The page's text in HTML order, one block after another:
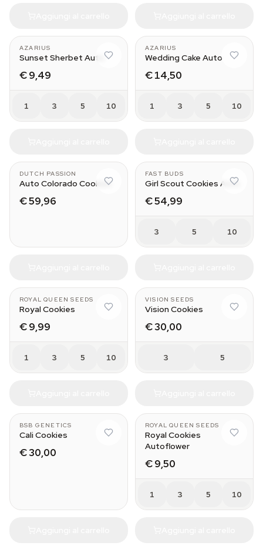
AZARIUS
Sunset Sherbet Auto
€ 9,49
1 3 5 10
AZARIUS
Wedding Cake Auto
€ 14,50
1 3 5 10
DUTCH PASSION
Auto Colorado Cookies
€ 59,96
FAST BUDS
Girl Scout Cookies Auto
€ 54,99
3 5 10
ROYAL QUEEN SEEDS
Royal Cookies
€ 9,99
1 3 5 10
VISION SEEDS
Vision Cookies
€ 30,00
3 5
BSB GENETICS
Cali Cookies
€ 30,00
ROYAL QUEEN SEEDS
Royal Cookies
Autoflower
€ 9,50
1 3 5 10